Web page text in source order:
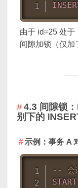
由于 id=25 处于
间隙加锁（仅加
4.3 间隙锁
别下的
示例：事务 A
-- 会
START